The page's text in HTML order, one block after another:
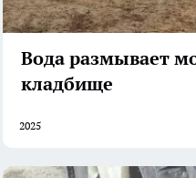
Вода размывает
кладбище
2025